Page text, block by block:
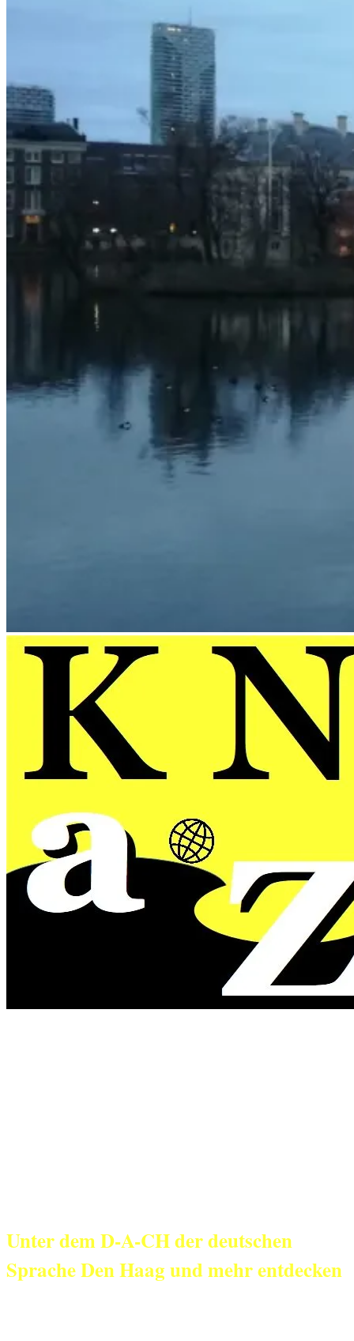
Unter dem D-A-CH der deutschen
Sprache Den Haag und mehr entdecken